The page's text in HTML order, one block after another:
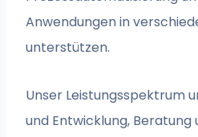
Anwendungen in
unterstützen.
Unser Leistungsspektrum
und Entwicklung,